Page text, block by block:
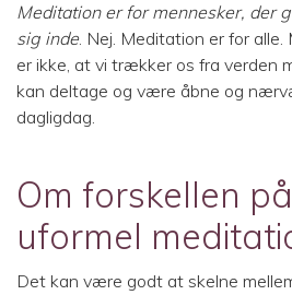
Meditation er for mennesker, der
sig inde. Nej. Meditation er for
er ikke, at vi trækker os fra verden
kan deltage og være åbne og
dagligdag.
Om forskellen
uformel
Det kan være godt at skelne